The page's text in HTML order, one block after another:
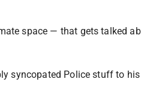
space — that gets talked
syncopated Police stuff to